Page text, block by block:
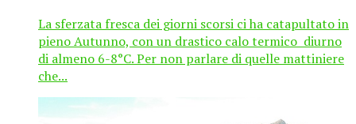
La sferzata fresca dei giorni scorsi ci ha catapultato in
pieno Autunno, con un drastico calo termico diurno
di almeno 6-8°C. Per non parlare di quelle mattiniere
che...